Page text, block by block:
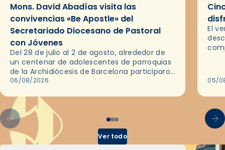
Mons. David Abadías visita las
convivencias «Be Apostle» del
Secretariado Diocesano de Pastoral
con Jóvenes
Del 28 de julio al 2 de agosto, alrededor de
un centenar de adolescentes de parroquias
de la Archidiócesis de Barcelona participaron
en las convivencias Be Apostle, organizadas
06/08/2026
El
05/
Ver todo